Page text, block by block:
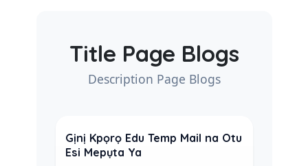
Title Page Blogs
Description Page Blogs
Gịnị Kpọrọ Edu Temp Mail na Otu
Esi Mepụta Ya